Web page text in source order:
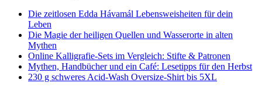
Die zeitlosen Edda Hávamál Lebensweisheiten für dein
Leben
Die Magie der heiligen Quellen und Wasserorte in alten
Mythen
Online Kalligrafie‑Sets im Vergleich: Stifte & Patronen
Mythen, Handbücher und ein Café: Lesetipps für den Herbst
230 g schweres Acid-Wash Oversize-Shirt bis 5XL